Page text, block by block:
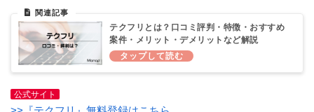
テクフリとは？口コミ評判・特徴・おすすめ
案件・メリット・デメリットなど解説
公式サイト